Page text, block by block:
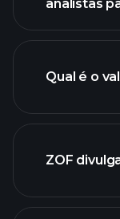
de ZOF.
analistas
Qual é o
lista de
ZOF